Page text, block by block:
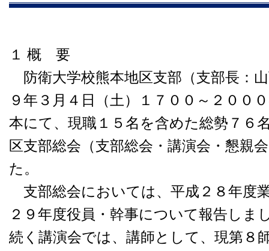
１ 概 要
防衛大学校熊本地区支部（支部長：
９年３月４日（土）１７００～２００
本にて、現職１５名を含めた総勢７６
区支部総会（支部総会・講演会・懇親
た。
支部総会においては、平成２８年度
２９年度役員・幹事について報告しま
続く講演会では、講師として、現第８